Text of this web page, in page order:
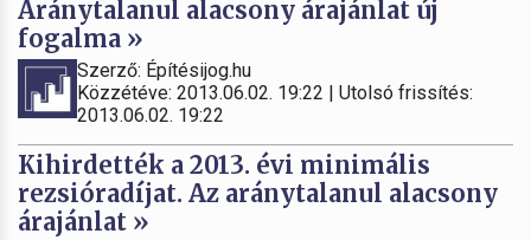
Aránytalanul alacsony árajánlat új
fogalma »
Szerző: Építésijog.hu
Közzétéve: 2013.06.02. 19:22 | Utolsó frissítés:
2013.06.02. 19:22
Kihirdették a 2013. évi minimális
rezsióradíjat. Az aránytalanul alacsony
árajánlat »